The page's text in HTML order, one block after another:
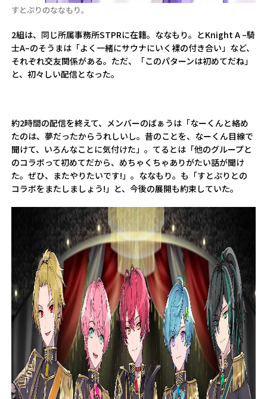
すとぷりのななもり。
2組は、同じ所属事務所STPRに在籍。ななもり。とKnight A –騎
士A–のそうまは「よく一緒にサウナにいく裸の付き合い」など、
それぞれ交友関係がある。ただ、「このパターンは初めてだね」
と、初々しい配信となった。
約2時間の配信を終えて、メンバーのばぁうは「なーくんと絡め
たのは、夢だったからうれしいし。昔のことを、なーくん目線で
聞けて、いろんなことに気付けた」。てるとは「他のグループと
のコラボって初めてだから、めちゃくちゃありがたい話が聞け
た。ぜひ、またやりたいです!」。ななもり。も「すとぷりとの
コラボをまたしましょう!」と、今後の展開も約束していた。